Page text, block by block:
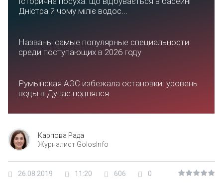
Дністра й чому міліє водос...
Названы самые популярные специальности
среди поступающих в 2026 году
Румынская АЭС избежала остановки: уровень
воды в Дунае поднялся
Карпова Рада
Журналист GolosInfo
26.08.2019 11:20 606 0